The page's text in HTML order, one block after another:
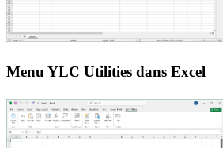
Menu YLC Utilities dans Excel